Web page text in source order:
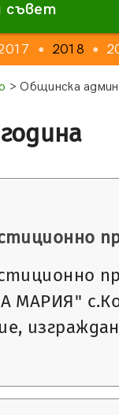
съвет
● 2018 ●
> Общинска
МАРИЯ"